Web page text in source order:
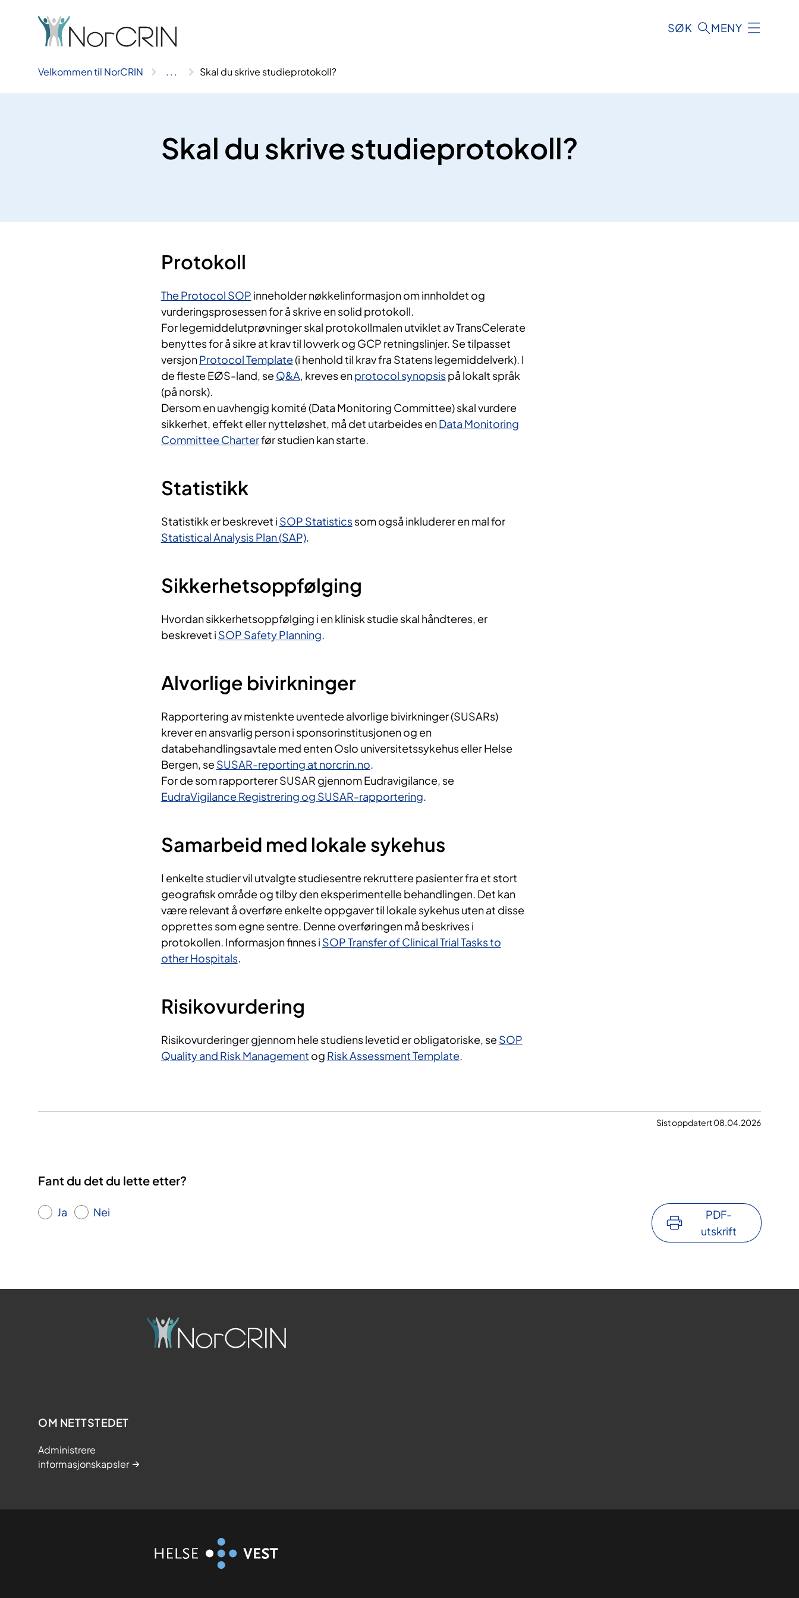
SØK MENY
Velkommen til NorCRIN .. . Skal du skrive studieprotokoll?
Skal du skrive studieprotokoll?
Protokoll
The Protocol SOP inneholder nøkkelinformasjon om innholdet og
vurderingsprosessen for å skrive en solid protokoll.
For legemiddelutprøvninger skal protokollmalen utviklet av TransCelerate
benyttes for å sikre at krav til lovverk og GCP retningslinjer. Se tilpasset
versjonProtocol Template(i henhold til krav fra Statens legemiddelverk). I
de fleste EØS-land, se Q&A, kreves enprotocol synopsispå lokalt språk
(på norsk).
Dersom en uavhengig komité (Data Monitoring Committee) skal vurdere
sikkerhet, effekt eller nytteløshet, må det utarbeides enData Monitoring
Committee Charterfør studien kan starte.
Statistikk
Statistikk er beskrevet i SOP Statisticssom også inkluderer en mal for
Statistical Analysis Plan (SAP).
Sikkerhetsoppfølging
Hvordan sikkerhetsoppfølging i en klinisk studie skal håndteres, er
beskrevet i SOP Safety Planning.
Alvorlige bivirkninger
Rapportering av mistenkte uventede alvorlige bivirkninger (SUSARs)
krever en ansvarlig person i sponsorinstitusjonen og en
databehandlingsavtale med enten Oslo universitetssykehus eller Helse
Bergen, se SUSAR-reporting at norcrin.no.
For de som rapporterer SUSAR gjennom Eudravigilance, se
EudraVigilance Registrering og SUSAR-rapportering.
Samarbeid med lokale sykehus
I enkelte studier vil utvalgte studiesentre rekruttere pasienter fra et stort
geografisk område og tilby den eksperimentelle behandlingen. Det kan
være relevant å overføre enkelte oppgaver til lokale sykehus uten at disse
opprettes som egne sentre. Denne overføringen må beskrives i
protokollen. Informasjon finnes i SOP Transfer of Clinical Trial Tasks to
other Hospitals.
Risikovurdering
Risikovurderinger gjennom hele studiens levetid er obligatoriske, se SOP
Quality and Risk Management og Risk Assessment Template.
Sist oppdatert 08.04.2026
Fant du det du lette etter?
Ja Nei
PDF-
utskrift
OM NETTSTEDET
Administrere
informasjonskapsler